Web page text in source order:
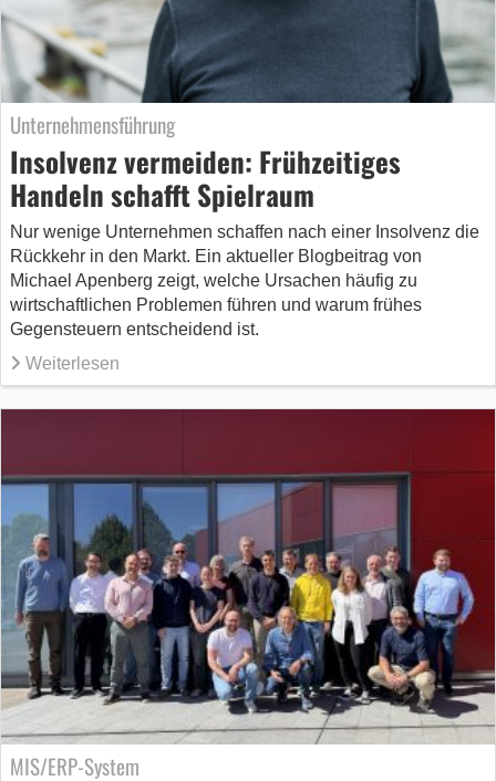
Unternehmensführung
Insolvenz vermeiden: Frühzeitiges
Handeln schafft Spielraum
Nur wenige Unternehmen schaffen nach einer Insolvenz die
Rückkehr in den Markt. Ein aktueller Blogbeitrag von
Michael Apenberg zeigt, welche Ursachen häufig zu
wirtschaftlichen Problemen führen und warum frühes
Gegensteuern entscheidend ist.
Weiterlesen
MIS/ERP-System